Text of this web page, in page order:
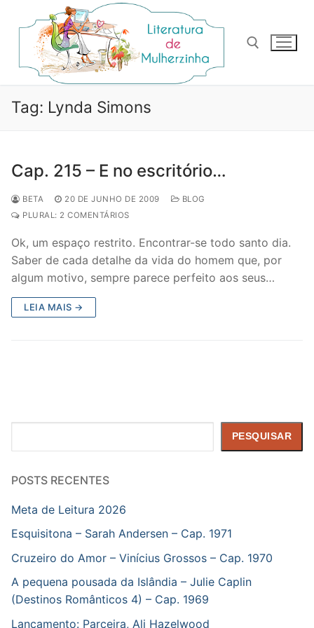
para
conteúdo
Pesquisar por:
Tag: Lynda Simons
Cap. 215 – E no escritório…
BETA 20 DE JUNHO DE 2009
BLOG
PLURAL: 2 COMENTÁRIOS
Ok, um espaço restrito. Encontrar-se todo santo dia.
Saber de cada detalhe da vida do homem que, por
algum motivo, sempre parece perfeito aos seus…
LEIA MAIS →
PESQUISAR
POSTS RECENTES
Meta de Leitura 2026
Esquisitona – Sarah Andersen – Cap. 1971
Cruzeiro do Amor – Vinícius Grossos – Cap. 1970
A pequena pousada da Islândia – Julie Caplin
(Destinos Românticos 4) – Cap. 1969
Lançamento: Parceira, Ali Hazelwood